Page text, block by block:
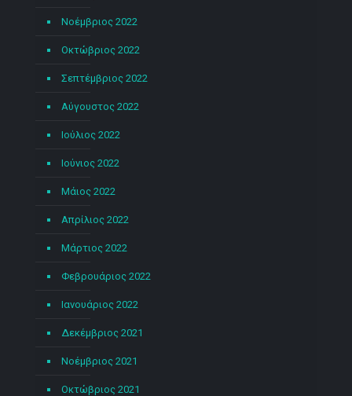
Νοέμβριος 2022
Οκτώβριος 2022
Σεπτέμβριος 2022
Αύγουστος 2022
Ιούλιος 2022
Ιούνιος 2022
Μάιος 2022
Απρίλιος 2022
Μάρτιος 2022
Φεβρουάριος 2022
Ιανουάριος 2022
Δεκέμβριος 2021
Νοέμβριος 2021
Οκτώβριος 2021